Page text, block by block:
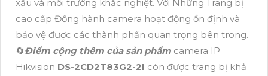
xấu và môi trường khắc nghiệt. Với Những Trang bị
cao cấp Đồng hành camera hoạt động ổn định và
bảo vệ được các thành phần quan trọng bên trong.
🔄Điểm cộng thêm của sản phẩm camera IP
Hikvision DS-2CD2T83G2-2I còn được trang bị khả